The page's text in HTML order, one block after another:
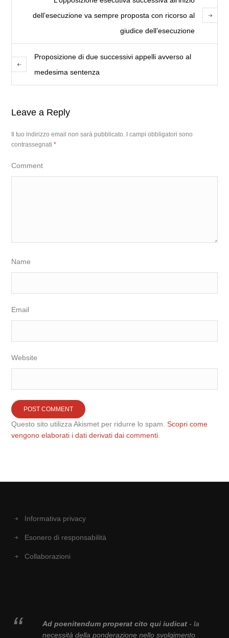
dell’esecuzione va sempre proposta con ricorso al
giudice dell’esecuzione
Proposizione di due successivi appelli avverso al
medesima sentenza
Leave a Reply
Il tuo indirizzo email non sarà pubblicato.
I campi obbligatori sono
contrassegnati*
Comment
Name
Email
Website
Questo sito utilizza Akismet per ridurre lo spam.Scopri come
vengono elaborati i dati derivati dai commenti
Informativa privacy
Esonero di responsabilità
Collaborazioni
Ad poenitendum properat cito qui iudicat- la
necessità della ponderazione nello svolgimento